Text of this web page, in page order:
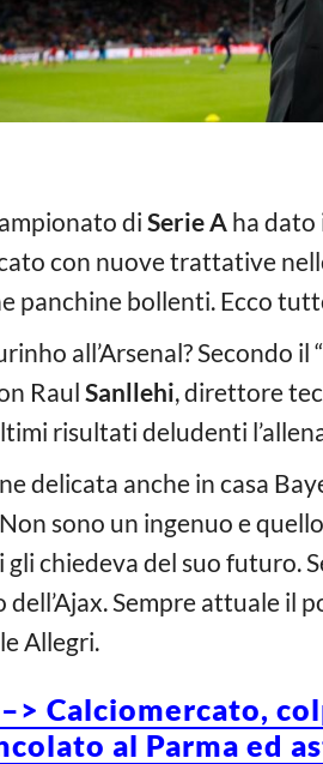
di Serie A ha
con nuove trattative
panchine bollenti. Ecco
all’Arsenal? Secondo il
Raul Sanllehi, direttore
risultati deludenti
delicata anche in casa
sono un ingenuo e
gli chiedeva del suo futuro.
Sempre attuale il
Allegri.
–> Calciomercato,
al Parma ed